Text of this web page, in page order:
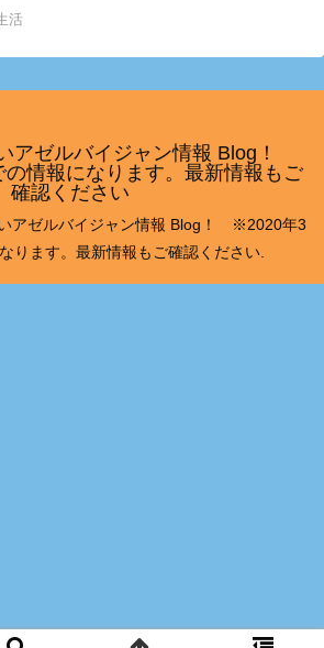
活
アゼルバイジャン情報 Blog！
情報になります。最新情報もご
確認ください
アゼルバイジャン情報 Blog！ ※2020年3
ります。最新情報もご確認ください.